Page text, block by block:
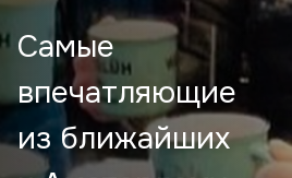
Самые
впечатляющие
из ближайших